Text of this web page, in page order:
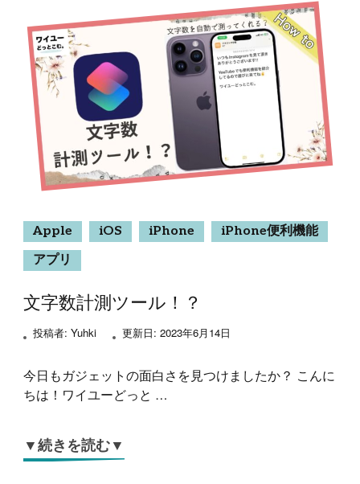
Apple iOS iPhone
iPhone便利機能
アプリ
文字数計測ツール！？
投稿者: Yuhki 更新日: 2023年6月14日
今日もガジェットの面白さを見つけましたか？ こんに
ちは！ワイユーどっと …
▼続きを読む▼